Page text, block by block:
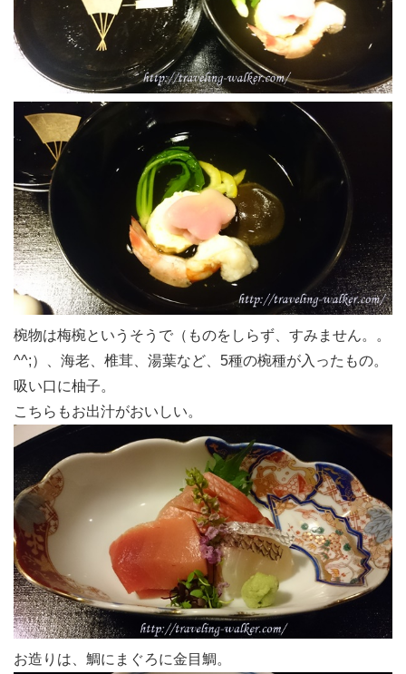
椀物は梅椀というそうで（ものをしらず、すみません。。
^^;）、海老、椎茸、湯葉など、5種の椀種が入ったもの。
吸い口に柚子。
こちらもお出汁がおいしい。
お造りは、鯛にまぐろに金目鯛。